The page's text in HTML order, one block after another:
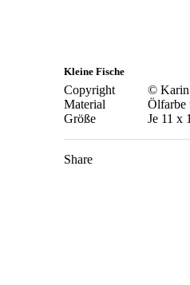
Kleine Fische
Copyright
© Karin
Material
Ölfarbe
Größe
Je 11 x
Share